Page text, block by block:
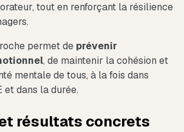
tout en renforçant la résilience
permet de prévenir
, de maintenir la cohésion et
mentale de tous, à la fois dans
et dans la durée.
résultats concrets